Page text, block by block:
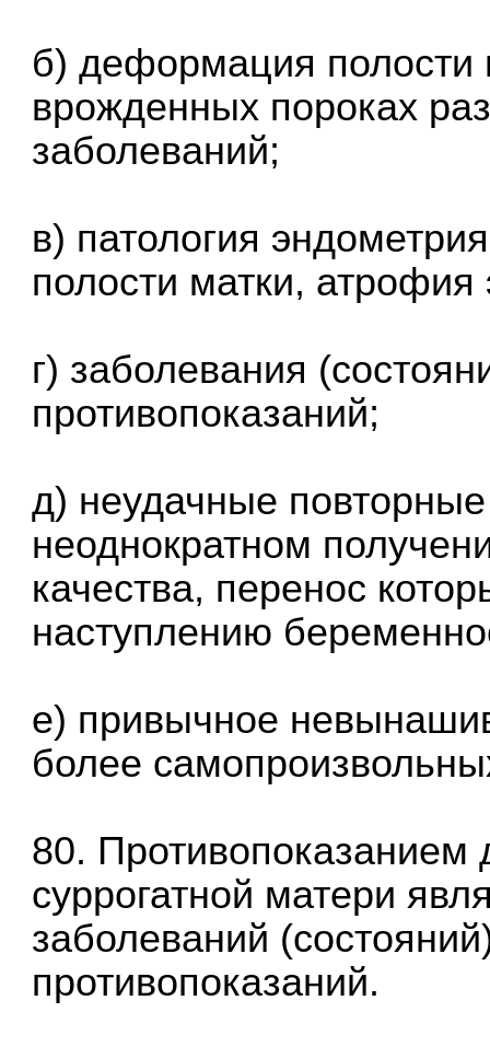
б) деформация полости
врожденных пороках
заболеваний;
в) патология
полости матки,
г) заболевания
противопоказаний;
д) неудачные
неоднократном
качества, перенос
наступлению
е) привычное
более
80. Противопоказанием
суррогатной матери
заболеваний
противопоказаний.